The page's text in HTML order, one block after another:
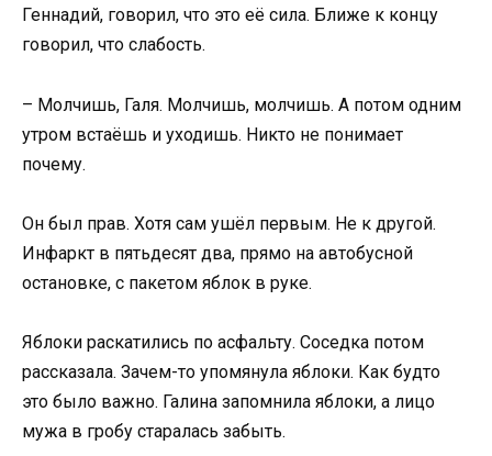
Геннадий, говорил, что это её сила. Ближе к концу
говорил, что слабость.
– Молчишь, Галя. Молчишь, молчишь. А потом одним
утром встаёшь и уходишь. Никто не понимает
почему.
Он был прав. Хотя сам ушёл первым. Не к другой.
Инфаркт в пятьдесят два, прямо на автобусной
остановке, с пакетом яблок в руке.
Яблоки раскатились по асфальту. Соседка потом
рассказала. Зачем-то упомянула яблоки. Как будто
это было важно. Галина запомнила яблоки, а лицо
мужа в гробу старалась забыть.